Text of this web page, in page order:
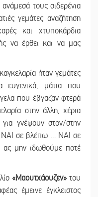
τους σιδερένια
γεμάτες αναζήτηση
και χτυποκάρδια
να έρθει και να μας
ήταν γεμάτες
ευγενικά, μάτια που
που έβγαζαν φτερά
στην άλλη, χέρια
γνέψουν στον/στην
ΝΑΙ σε βλέπω … ΝΑΙ σε
μην ιδωθούμε ποτέ
«Μαουτχάουζεν» του
έμεινε έγκλειστος